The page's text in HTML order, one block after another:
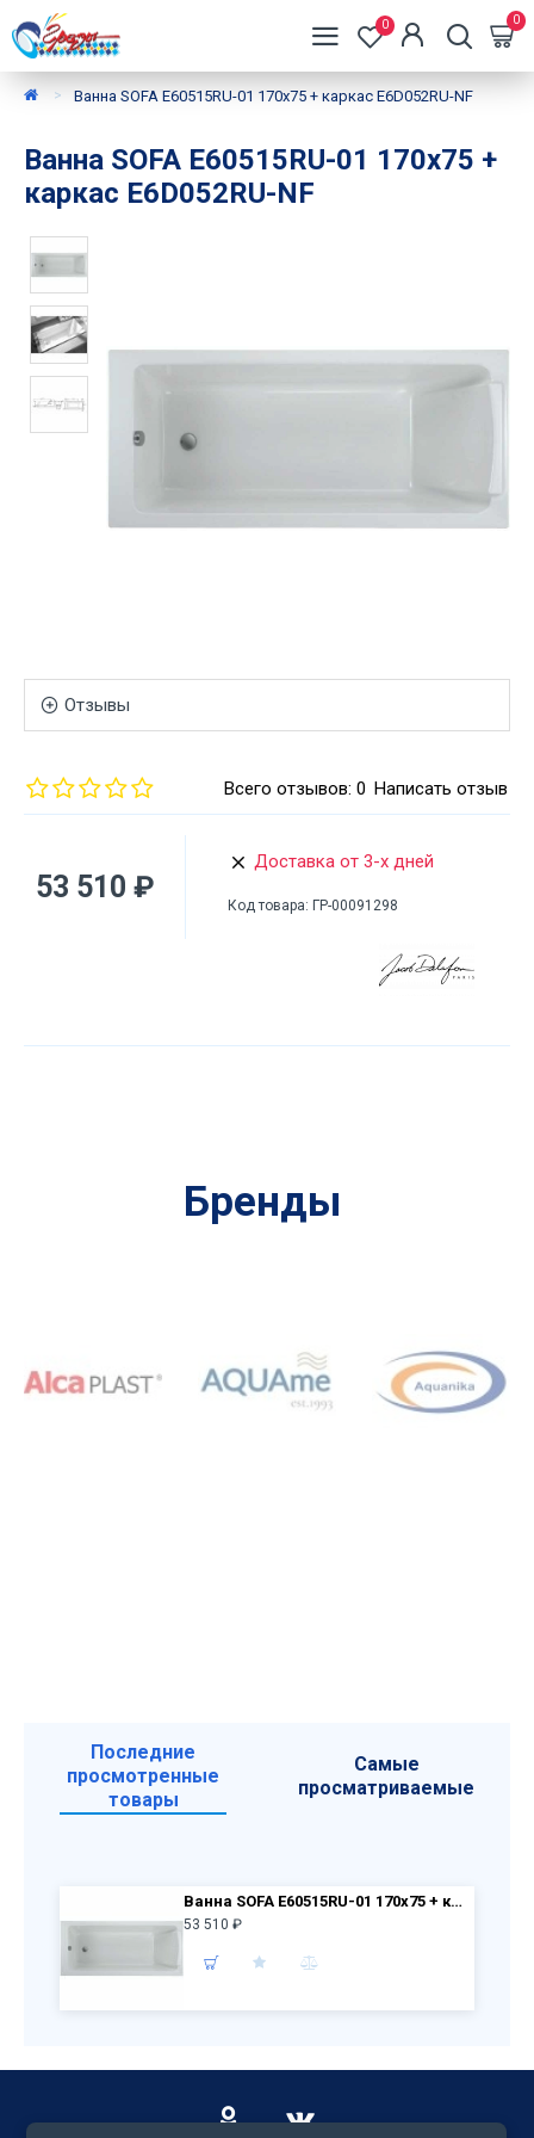
0 0
Ванна SOFA E60515RU-01 170x75 + каркас E6D052RU-NF
Ванна SOFA E60515RU-01 170x75 +
каркас E6D052RU-NF
Отзывы
Всего отзывов: 0 Написать отзыв
53 510 ₽
Доставка от 3-х дней
Код товара: ГР-00091298
Бренды
Последние
просмотренные
товары
Самые
просматриваемые
Ванна SOFA E60515RU-01 170x75 + каркас E6D052RU-NF
53 510 ₽